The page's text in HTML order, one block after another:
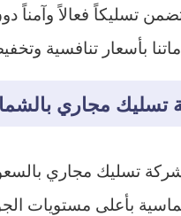
تسليكاً فعالاً
بأسعار تنافسية
مجاري
تسليك مجاري
بأعلى مستويات